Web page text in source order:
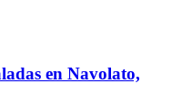
en Navolato,